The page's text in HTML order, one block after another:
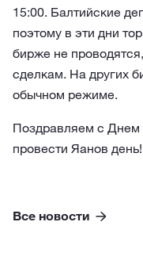
15:00. Балтийские
поэтому в эти дни
бирже не
сделкам. На других
обычном режиме.
Поздравляем с
провести Яанов день!
Все новости